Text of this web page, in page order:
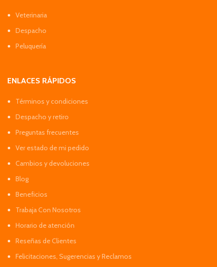
Veterinaria
Despacho
Peluquería
ENLACES RÁPIDOS
Términos y condiciones
Despacho y retiro
Preguntas frecuentes
Ver estado de mi pedido
Cambios y devoluciones
Blog
Beneficios
Trabaja Con Nosotros
Horario de atención
Reseñas de Clientes
Felicitaciones, Sugerencias y Reclamos